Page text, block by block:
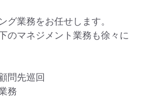
グ業務をお任せします。
のマネジメント業務も徐々に
問先巡回
務